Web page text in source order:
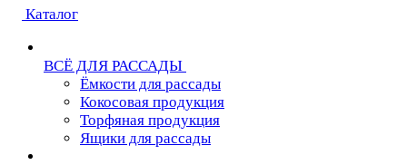
Каталог
ВСЁ ДЛЯ РАССАДЫ
Ёмкости для рассады
Кокосовая продукция
Торфяная продукция
Ящики для рассады